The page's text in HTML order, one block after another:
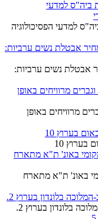
למדעי הפסיכולוגיה
אבטלת נשים ערביות:
מרוויחים באופן
10
באונ' ת"א מתארח
בלונדון בערוץ 2.